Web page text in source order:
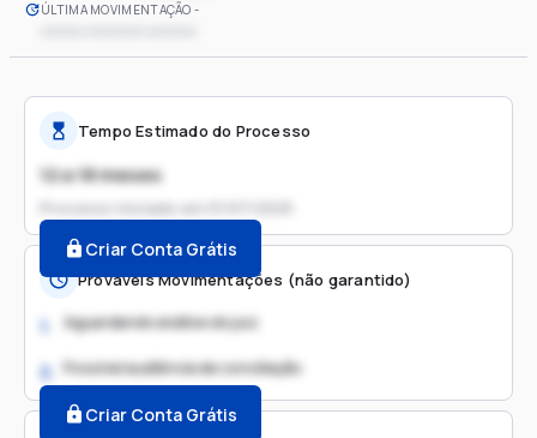
ÚLTIMA MOVIMENTAÇÃO
Tempo Estimado do Processo
12 a 18 meses
Processo iniciado em
Criar Conta Grátis
Prováveis Movimentações (não garantido)
1. Aguardando análise do juiz
2. Possível audiência de conciliação
Criar Conta Grátis